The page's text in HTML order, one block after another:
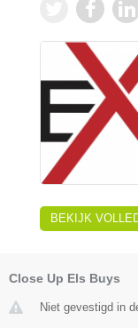
BEKIJK
Close Up Els Buys
Niet gevestigd in